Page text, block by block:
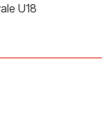
U18